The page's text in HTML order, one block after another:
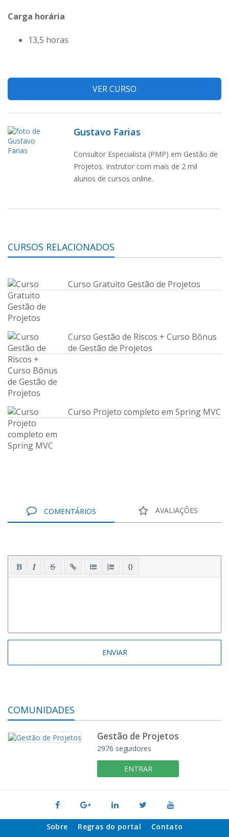
Carga horária
13,5 horas
VER CURSO
Gustavo Farias
Consultor Especialista (PMP) em Gestão de
Projetos. Instrutor com mais de 2 mil
alunos de cursos online.
CURSOS RELACIONADOS
Curso Gratuito Gestão de Projetos
Curso Gestão de Riscos + Curso Bônus
de Gestão de Projetos
Curso Projeto completo em Spring MVC
COMENTÁRIOS AVALIAÇÕES
{}
COMUNIDADES
Gestão de Projetos
2976 seguidores
ENTRAR
Sobre Regras do portal Contato